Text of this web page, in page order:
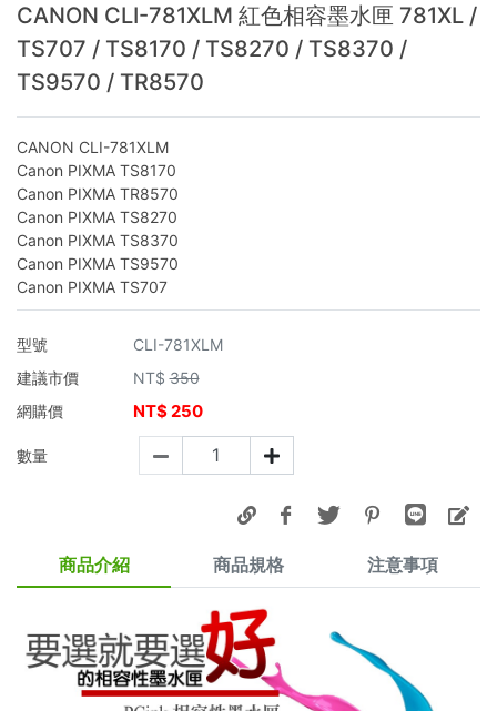
CANON CLI-781XLM 紅色相容墨水匣 781XL /
TS707 / TS8170 / TS8270 / TS8370 /
TS9570 / TR8570
CANON CLI-781XLM
Canon PIXMA TS8170
Canon PIXMA TR8570
Canon PIXMA TS8270
Canon PIXMA TS8370
Canon PIXMA TS9570
Canon PIXMA TS707
型號
CLI-781XLM
建議市價
NT$ 350
網購價
NT$ 250
數量
商品介紹 商品規格 注意事項